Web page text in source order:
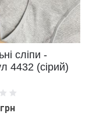
сліпи -
4432 (сірий)